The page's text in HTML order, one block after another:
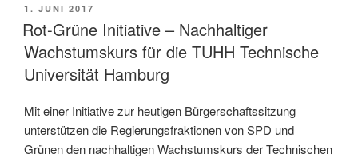
VERÖFFENTLICHT
AM
1. JUNI 2017
Rot-Grüne Initiative – Nachhaltiger
Wachstumskurs für die TUHH Technische
Universität Hamburg
Mit einer Initiative zur heutigen Bürgerschaftssitzung
unterstützen die Regierungsfraktionen von SPD und
Grünen den nachhaltigen Wachstumskurs der Technischen